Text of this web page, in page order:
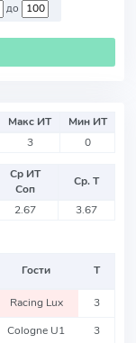
до
Макс ИТ
Мин ИТ
3 0
Ср ИТ
Соп
Ср. Т
2.67 3.67
Гости Т
Racing Lux 3
Cologne U1 3